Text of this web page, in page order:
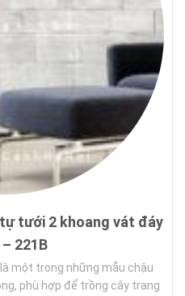
tưới 2 khoang vát đáy
– 221B
một trong những mẫu chậu
phù hợp để trồng cây trang